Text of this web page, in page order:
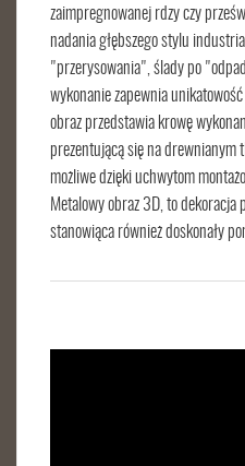
zaimpregnowanej rdzy czy
nadania głębszego stylu
"przerysowania", ślady po
wykonanie zapewnia
obraz przedstawia krowę
prezentującą się na drewnianym
możliwe dzięki uchwytom
Metalowy obraz 3D, to dekoracja
stanowiąca również doskonały